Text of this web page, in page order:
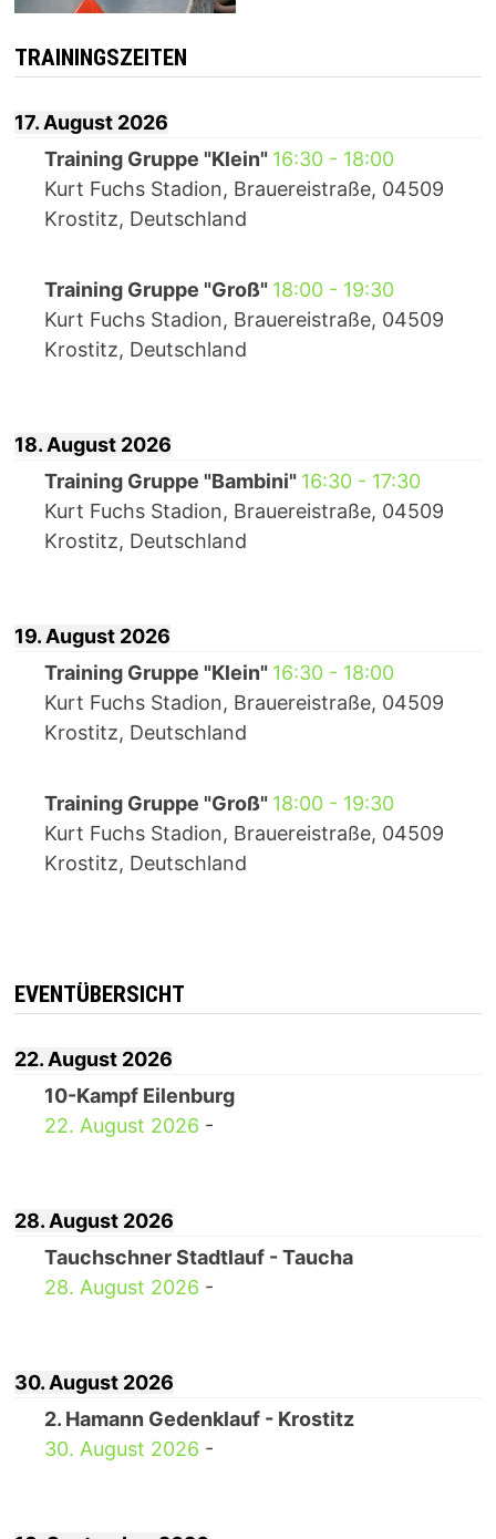
TRAININGSZEITEN
17. August 2026
Training Gruppe "Klein" 16:30- 18:00
Kurt Fuchs Stadion, Brauereistraße, 04509
Krostitz, Deutschland
Training Gruppe "Groß" 18:00- 19:30
Kurt Fuchs Stadion, Brauereistraße, 04509
Krostitz, Deutschland
18. August 2026
Training Gruppe "Bambini" 16:30- 17:30
Kurt Fuchs Stadion, Brauereistraße, 04509
Krostitz, Deutschland
19. August 2026
Training Gruppe "Klein" 16:30- 18:00
Kurt Fuchs Stadion, Brauereistraße, 04509
Krostitz, Deutschland
Training Gruppe "Groß" 18:00- 19:30
Kurt Fuchs Stadion, Brauereistraße, 04509
Krostitz, Deutschland
EVENTÜBERSICHT
22. August 2026
10-Kampf Eilenburg
22. August 2026 -
28. August 2026
Tauchschner Stadtlauf - Taucha
28. August 2026 -
30. August 2026
2. Hamann Gedenklauf - Krostitz
30. August 2026 -